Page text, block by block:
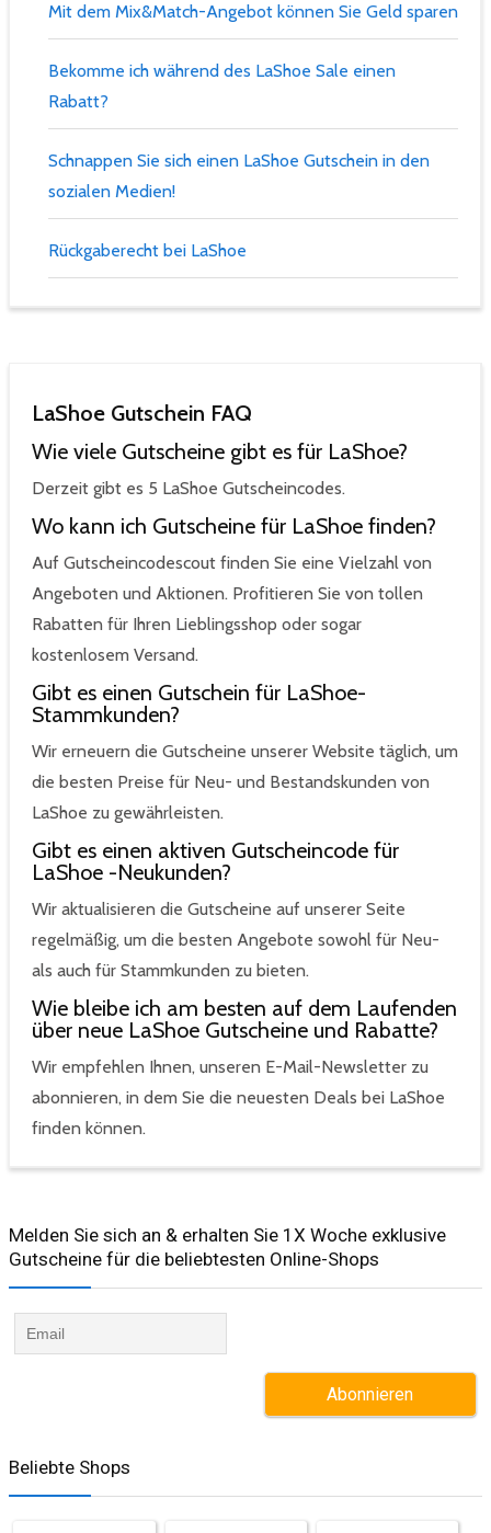
Mit dem Mix&Match-Angebot können Sie Geld sparen
Bekomme ich während des LaShoe Sale einen
Rabatt?
Schnappen Sie sich einen LaShoe Gutschein in den
sozialen Medien!
Rückgaberecht bei LaShoe
LaShoe Gutschein FAQ
Wie viele Gutscheine gibt es für LaShoe?
Derzeit gibt es 5 LaShoe Gutscheincodes.
Wo kann ich Gutscheine für LaShoe finden?
Auf Gutscheincodescout finden Sie eine Vielzahl von
Angeboten und Aktionen. Profitieren Sie von tollen
Rabatten für Ihren Lieblingsshop oder sogar
kostenlosem Versand.
Gibt es einen Gutschein für LaShoe-
Stammkunden?
Wir erneuern die Gutscheine unserer Website täglich, um
die besten Preise für Neu- und Bestandskunden von
LaShoe zu gewährleisten.
Gibt es einen aktiven Gutscheincode für
LaShoe -Neukunden?
Wir aktualisieren die Gutscheine auf unserer Seite
regelmäßig, um die besten Angebote sowohl für Neu-
als auch für Stammkunden zu bieten.
Wie bleibe ich am besten auf dem Laufenden
über neue LaShoe Gutscheine und Rabatte?
Wir empfehlen Ihnen, unseren E-Mail-Newsletter zu
abonnieren, in dem Sie die neuesten Deals bei LaShoe
finden können.
Melden Sie sich an & erhalten Sie 1X Woche exklusive
Gutscheine für die beliebtesten Online-Shops​
Beliebte Shops